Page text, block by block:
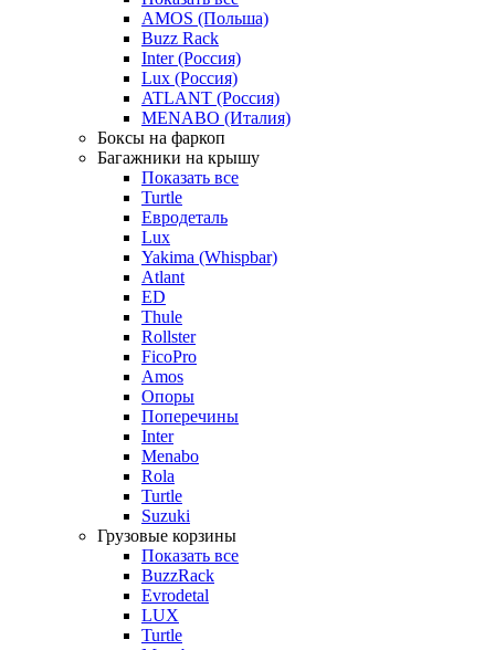
AMOS (Польша)
Buzz Rack
Inter (Россия)
Lux (Россия)
ATLANT (Россия)
MENABO (Италия)
Боксы на фаркоп
Багажники на крышу
Показать все
Turtle
Евродеталь
Lux
Yakima (Whispbar)
Atlant
ED
Thule
Rollster
FicoPro
Amos
Опоры
Поперечины
Inter
Menabo
Rola
Turtle
Suzuki
Грузовые корзины
Показать все
BuzzRack
Evrodetal
LUX
Turtle